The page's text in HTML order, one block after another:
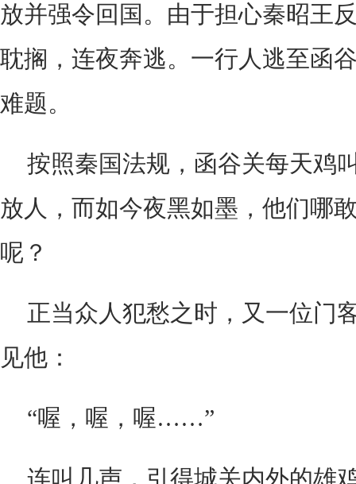
放并强令回国。由于担心秦昭王
耽搁，连夜奔逃。一行人逃至函
难题。
按照秦国法规，函谷关每天鸡
放人，而如今夜黑如墨，他们哪
呢？
正当众人犯愁之时，又一位门
见他：
“喔，喔，喔……”
连叫几声，引得城关内外的雄